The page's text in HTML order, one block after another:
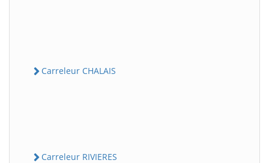
Carreleur CHALAIS
Carreleur RIVIERES